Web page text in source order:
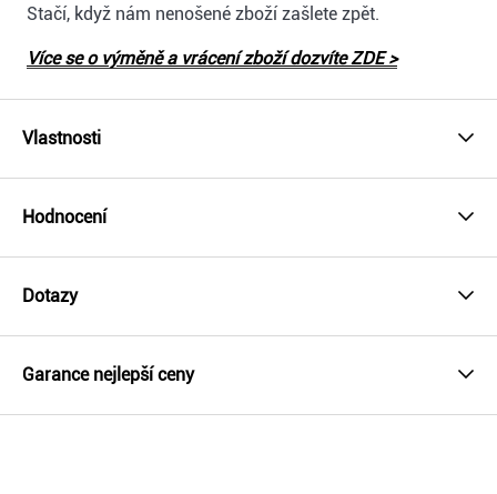
Stačí, když nám nenošené zboží zašlete zpět.
Více se o výměně a vrácení zboží dozvíte ZDE >
Vlastnosti
Hodnocení
Dotazy
Garance nejlepší ceny